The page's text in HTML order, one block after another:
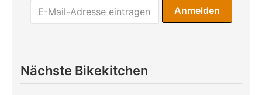
Nächste Bikekitchen